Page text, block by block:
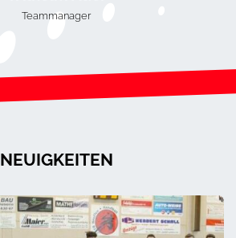
Teammanager
NEUIGKEITEN